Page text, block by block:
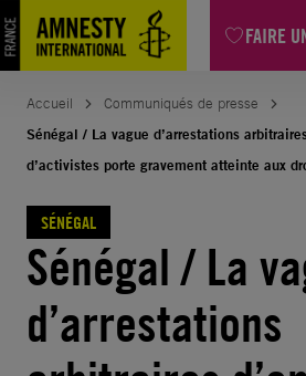
FAIRE
Aller
au
contenu
Accueil
Communiqués de presse
Sénégal / La vague d’arrestations
d’activistes porte gravement atteinte aux
SÉNÉGAL
Sénégal / La
d’arrestations